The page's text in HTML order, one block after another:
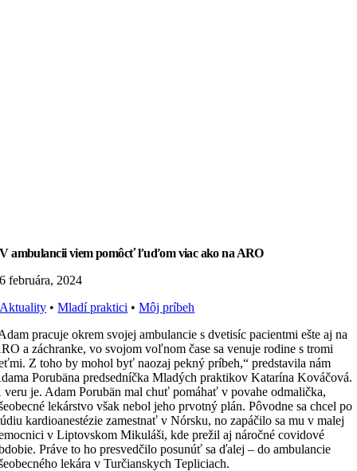
V ambulancii viem pomôcť ľuďom viac ako na ARO
6 februára, 2024
Aktuality •Mladí praktici •Môj príbeh
pracuje okrem svojej ambulancie s dvetisíc pacientmi ešte aj na
a záchranke, vo svojom voľnom čase sa venuje rodine s tromi
Z toho by mohol byť naozaj pekný príbeh,“ predstavila nám
Porubäna predsedníčka Mladých praktikov Katarína Kováčová.
veru je. Adam Porubän mal chuť pomáhať v povahe odmalička,
lekárstvo však nebol jeho prvotný plán. Pôvodne sa chcel po
kardioanestézie zamestnať v Nórsku, no zapáčilo sa mu v malej
v Liptovskom Mikuláši, kde prežil aj náročné covidové
Práve to ho presvedčilo posunúť sa ďalej – do ambulancie
lekára v Turčianskych Tepliciach.